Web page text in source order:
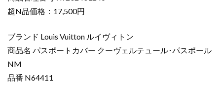
布
ピ
ー
パ
ス
ポ
超N品価格：17,500円
ブランド Louis Vuitton ルイヴィトン
商品名 パスポートカバー クーヴェルテュール･パスポール
NM
品番 N64411